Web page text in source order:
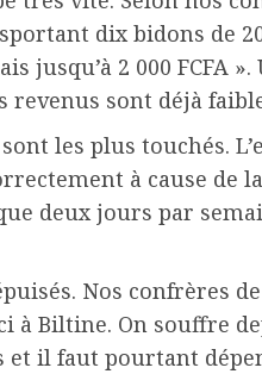
dix bidons de
jusqu’à 2 000 FCFA
revenus sont déjà
les plus touchés.
à cause de
deux jours par
Nos confrères
à Biltine. On souffre
et il faut pourtant